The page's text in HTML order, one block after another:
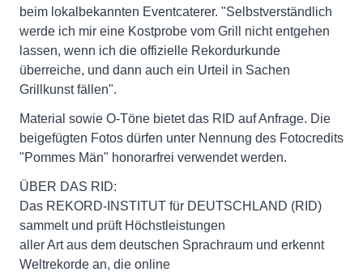
beim lokalbekannten Eventcaterer. "Selbstverständlich
werde ich mir eine Kostprobe vom Grill nicht entgehen
lassen, wenn ich die offizielle Rekordurkunde
überreiche, und dann auch ein Urteil in Sachen
Grillkunst fällen".
Material sowie O-Töne bietet das RID auf Anfrage. Die
beigefügten Fotos dürfen unter Nennung des Fotocredits
"Pommes Män" honorarfrei verwendet werden.
ÜBER DAS RID:
Das REKORD-INSTITUT für DEUTSCHLAND (RID)
sammelt und prüft Höchstleistungen
aller Art aus dem deutschen Sprachraum und erkennt
Weltrekorde an, die online